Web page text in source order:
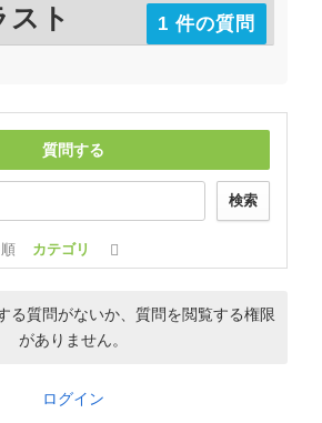
スト 1 件の質問
質問する
検索
カテゴリ
る質問がないか、質問を閲覧する権限
がありません。
ログイン